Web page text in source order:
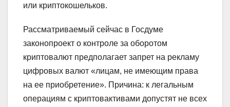
или криптокошельков.
Рассматриваемый сейчас в Госдуме
законопроект о контроле за оборотом
криптовалют предполагает запрет на рекламу
цифровых валют «лицам, не имеющим права
на ее приобретение». Причина: к легальным
операциям с криптовактивами допустят не всех